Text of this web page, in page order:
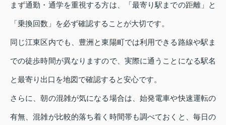
まず通勤・通学を重視する方は、「最寄り駅までの距離」と
「乗換回数」を必ず確認することが大切です。
同じ江東区内でも、豊洲と東陽町では利用できる路線や駅ま
での徒歩時間が異なりますので、実際に通うことになる駅名
と最寄り出口を地図で確認すると安心です。
さらに、朝の混雑が気になる場合は、始発電車や快速運転の
有無、混雑が比較的落ち着く時間帯も調べておくと、毎日の